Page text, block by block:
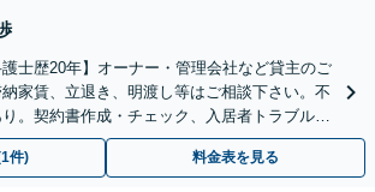
士歴20年】オーナー・管理会社など貸主のご
家賃、立退き、明渡し等はご相談下さい。不
。契約書作成・チェック、入居者トラブルな
森町駅1分】【土日祝対応可】
件) 料金表を見る